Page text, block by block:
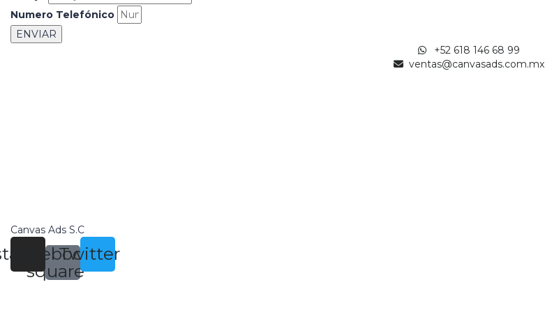
Numero Telefónico
ENVIAR
+52 618 146 68 99
ventas@canvasads.com.mx
Canvas Ads S.C
Facebook-
square
Twitter